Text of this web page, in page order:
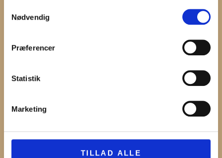
Nødvendig
Præferencer
Statistik
Marketing
TILLAD ALLE